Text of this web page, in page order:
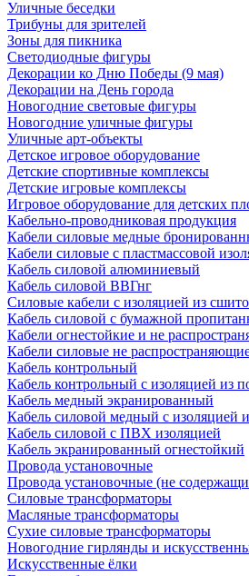
Уличные беседки
Трибуны для зрителей
Зоны для пикника
Светодиодные фигуры
Декорации ко Дню Победы (9 мая)
Декорации на День города
Новогодние световые фигуры
Новогодние уличные фигуры
Уличные арт-объекты
Детское игровое оборудование
Детские спортивные комплексы
Детские игровые комплексы
Игровое оборудование для детских
Кабельно-проводниковая продукция
Кабели силовые медные
Кабели силовые с пластмассовой
Кабель силовой алюминиевый
Кабель силовой ВВГнг
Силовые кабели с изоляцией из
Кабель силовой с бумажной
Кабели огнестойкие и не
Кабели силовые не
Кабель контрольный
Кабель контрольный с изоляцией из
Кабель медный экранированный
Кабель силовой медный с изоляцией
Кабель силовой с ПВХ изоляцией
Кабель экранированный огнестойкий
Провода установочные
Провода установочные (не
Силовые трансформаторы
Масляные трансформаторы
Сухие силовые трансформаторы
Новогодние гирлянды и
Искусственные ёлки